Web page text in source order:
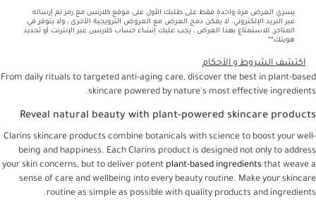
يسري العرض مرة واحدة فقط على طلبك الأول على موقع كلارنس مع رمز تم إرساله
عبر البريد الإلكتروني. لا يمكن دمج العرض مع العروض الترويجية الأخرى ، ولا يتوفر في
المتاجر. للاستمتاع بهذا العرض ، يجب عليك إنشاء حساب كلارنس عبر الإنترنت أو تحديد
هويتك**
اكتشف الشروط و الأحكام
From daily rituals to targeted anti-aging care, discover the best in plant-based
skincare powered by nature's most effective ingredients.
Reveal natural beauty with plant-powered skincare products
Clarins skincare products combine botanicals with science to boost your well-
being and happiness. Each Clarins product is designed not only to address
your skin concerns, but to deliver potent plant-based ingredients that weave a
sense of care and wellbeing into every beauty routine. Make your skincare
routine as simple as possible with quality products and ingredients.